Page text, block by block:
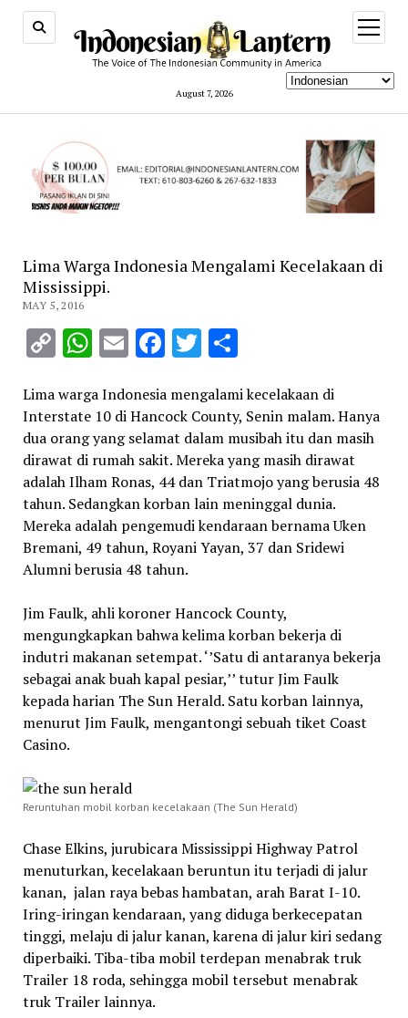
August 7, 2026
open
menu
Lima Warga Indonesia Mengalami Kecelakaan di
Mississippi.
MAY 5, 2016
CopyWhatsApp
EmailFacebook
Twitter
Share
Lima warga Indonesia mengalami kecelakaan di
Interstate 10 di Hancock County, Senin malam. Hanya
dua orang yang selamat dalam musibah itu dan masih
dirawat di rumah sakit. Mereka yang masih dirawat
adalah Ilham Ronas, 44 dan Triatmojo yang berusia 48
tahun. Sedangkan korban lain meninggal dunia.
Mereka adalah pengemudi kendaraan bernama Uken
Bremani, 49 tahun, Royani Yayan, 37 dan Sridewi
Alumni berusia 48 tahun.
Jim Faulk, ahli koroner Hancock County,
mengungkapkan bahwa kelima korban bekerja di
indutri makanan setempat. ‘’Satu di antaranya bekerja
sebagai anak buah kapal pesiar,’’ tutur Jim Faulk
kepada harian The Sun Herald. Satu korban lainnya,
menurut Jim Faulk, mengantongi sebuah tiket Coast
Casino.
Reruntuhan mobil korban kecelakaan (The Sun Herald)
Chase Elkins, jurubicara Mississippi Highway Patrol
menuturkan, kecelakaan beruntun itu terjadi di jalur
kanan, jalan raya bebas hambatan, arah Barat I-10.
Iring-iringan kendaraan, yang diduga berkecepatan
tinggi, melaju di jalur kanan, karena di jalur kiri sedang
diperbaiki. Tiba-tiba mobil terdepan menabrak truk
Trailer 18 roda, sehingga mobil tersebut menabrak
truk Trailer lainnya.